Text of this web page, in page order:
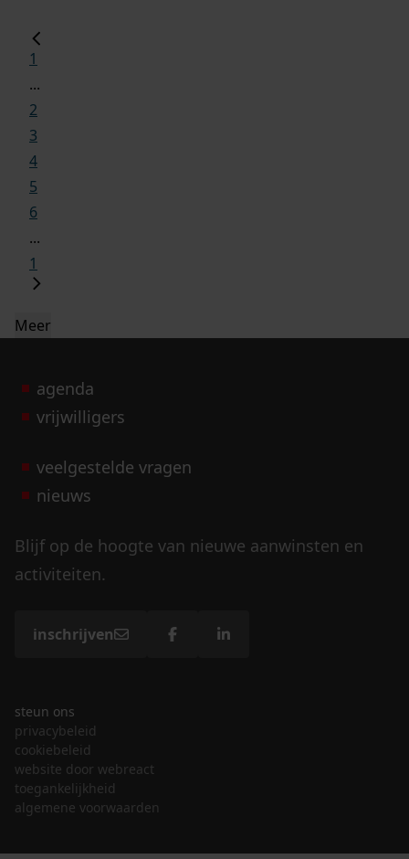
1
...
2
3
4
5
6
...
1
Meer
agenda
vrijwilligers
veelgestelde vragen
nieuws
Blijf op de hoogte van nieuwe aanwinsten en
activiteiten.
inschrijven
steun ons
privacybeleid
cookiebeleid
website door webreact
toegankelijkheid
algemene voorwaarden